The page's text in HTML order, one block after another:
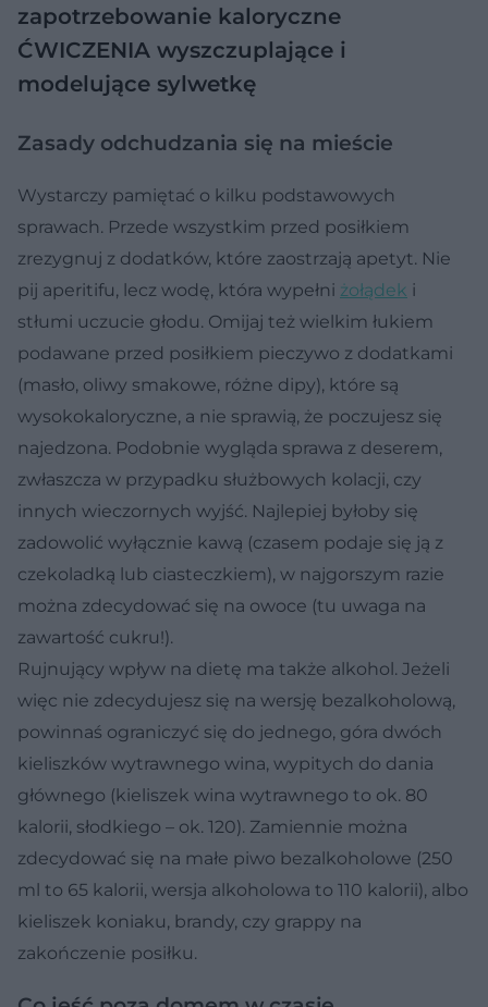
zapotrzebowanie kaloryczne
ĆWICZENIA wyszczuplające i
modelujące sylwetkę
Zasady odchudzania się na mieście
Wystarczy pamiętać o kilku podstawowych
sprawach. Przede wszystkim przed posiłkiem
zrezygnuj z dodatków, które zaostrzają apetyt. Nie
pij aperitifu, lecz wodę, która wypełni żołądek i
stłumi uczucie głodu. Omijaj też wielkim łukiem
podawane przed posiłkiem pieczywo z dodatkami
(masło, oliwy smakowe, różne dipy), które są
wysokokaloryczne, a nie sprawią, że poczujesz się
najedzona. Podobnie wygląda sprawa z deserem,
zwłaszcza w przypadku służbowych kolacji, czy
innych wieczornych wyjść. Najlepiej byłoby się
zadowolić wyłącznie kawą (czasem podaje się ją z
czekoladką lub ciasteczkiem), w najgorszym razie
można zdecydować się na owoce (tu uwaga na
zawartość cukru!).
Rujnujący wpływ na dietę ma także alkohol. Jeżeli
więc nie zdecydujesz się na wersję bezalkoholową,
powinnaś ograniczyć się do jednego, góra dwóch
kieliszków wytrawnego wina, wypitych do dania
głównego (kieliszek wina wytrawnego to ok. 80
kalorii, słodkiego – ok. 120). Zamiennie można
zdecydować się na małe piwo bezalkoholowe (250
ml to 65 kalorii, wersja alkoholowa to 110 kalorii), albo
kieliszek koniaku, brandy, czy grappy na
zakończenie posiłku.